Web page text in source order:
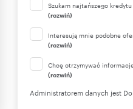
Szukam najtańszego
(rozwiń)
Interesują mnie podobne
(rozwiń)
Chcę otrzymywać
(rozwiń)
Administratorem danych jest